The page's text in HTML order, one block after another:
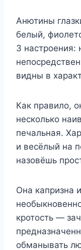
Анютины
белый,
3 настроения:
видны в
Как правило,
несколько
печальная.
и весёлый на
назовёшь
Она капризна
кротость —
обманывать